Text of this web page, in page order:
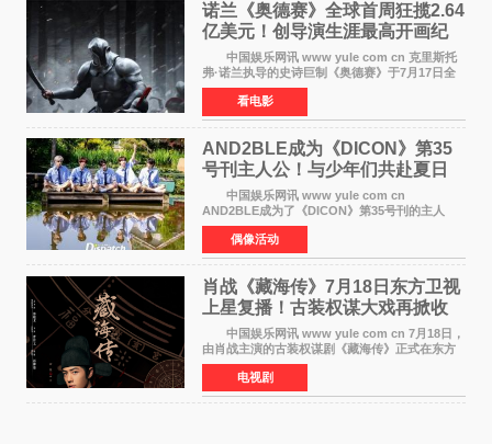
诺兰《奥德赛》全球首周狂揽2.64
亿美元！创导演生涯最高开画纪
中国娱乐网讯 www yule com cn 克里斯托
弗·诺兰执导的史诗巨制《奥德赛》于7月17日全
球上映，首周末票房表现远超预期——北美首周
三天粗报1 245亿美元（开画3919馆），全球首周
2 641亿美元
看电影
AND2BLE成为《DICON》第35
号刊主人公！与少年们共赴夏日
之约
中国娱乐网讯 www yule com cn
AND2BLE成为了《DICON》第35号刊的主人
公，本期标题为And The Summer。作为出道后
首次担任杂志画报主角的完整体，AND2BLE用清
澈的少年感与全新的夏天相遇了
偶像活动
肖战《藏海传》7月18日东方卫视
上星复播！古装权谋大戏再掀收
视热潮
中国娱乐网讯 www yule com cn 7月18日，
由肖战主演的古装权谋剧《藏海传》正式在东方
卫视上星复播，引发广泛关注。该剧此前已在网
络平台播出，凭借精良制作和紧凑剧情收获不俗
口碑，此次上
电视剧